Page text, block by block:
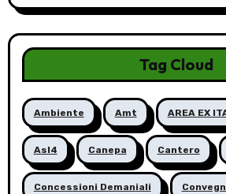
Tag Cloud
Ambiente Amt AREA EX
Asl4 Canepa Cantero
Concessioni Demaniali